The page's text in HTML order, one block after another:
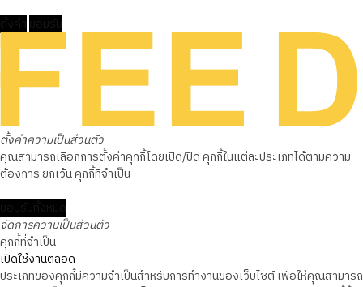
ตั้งค่าความเป็นส่วนตัว
คุณสามารถเลือกการตั้งค่าคุกกี้โดยเปิด/ปิด คุกกี้ในแต่ละประเภทได้ตามความ
ต้องการ ยกเว้น คุกกี้ที่จำเป็น
จัดการความเป็นส่วนตัว
คุกกี้ที่จำเป็น
เปิดใช้งานตลอด
ประเภทของคุกกี้มีความจำเป็นสำหรับการทำงานของเว็บไซต์ เพื่อให้คุณสามารถ